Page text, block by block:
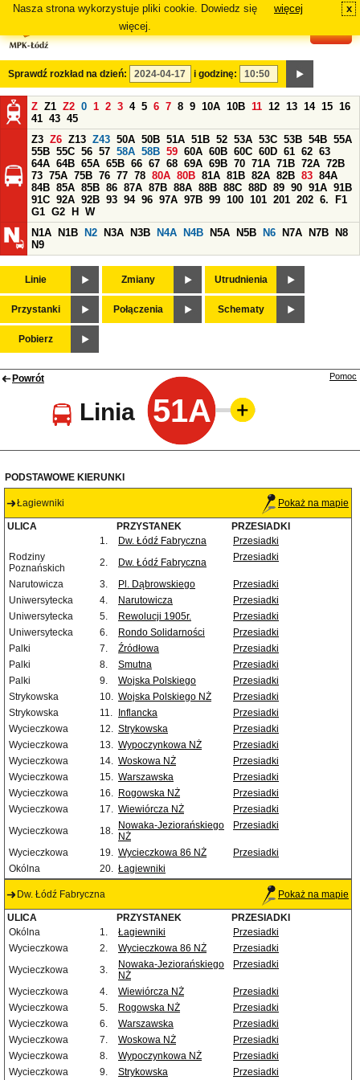
Nasza strona wykorzystuje pliki cookie. Dowiedz się
więcej.
więcej x
Sprawdź rozkład na dzień: i godzinę:
Z Z1 Z2 0 1 2 3 4 5 6 7 8 9 10A 10B 11 12 13 14 15 16
41 43 45
Z3 Z6 Z13 Z43 50A 50B 51A 51B 52 53A 53C 53B 54B 55A
55B 55C 56 57 58A 58B 59 60A 60B 60C 60D 61 62 63
64A 64B 65A 65B 66 67 68 69A 69B 70 71A 71B 72A 72B
73 75A 75B 76 77 78 80A 80B 81A 81B 82A 82B 83 84A
84B 85A 85B 86 87A 87B 88A 88B 88C 88D 89 90 91A 91B
91C 92A 92B 93 94 96 97A 97B 99 100 101 201 202 6.
F1
G1 G2 H
W
N1A
N1B N2 N3A N3B N4A N4B N5A N5B N6 N7A N7B
N8
N9
Linie Zmiany Utrudnienia
Przystanki Połączenia Schematy
Pobierz
Powrót
Linia 51A
Pomoc
PODSTAWOWE KIERUNKI
Łagiewniki Pokaż na mapie
ULICA PRZYSTANEK
PRZESIADKI
1.
Dw. Łódź Fabryczna
Przesiadki
Rodziny
Poznańskich
2. Dw. Łódź Fabryczna Przesiadki
Narutowicza 3. Pl. Dąbrowskiego
Przesiadki
Uniwersytecka
4. Narutowicza
Przesiadki
Uniwersytecka
5. Rewolucji 1905r.
Przesiadki
Uniwersytecka
6. Rondo Solidarności
Przesiadki
Palki
7. Źródłowa
Przesiadki
Palki
8. Smutna
Przesiadki
Palki
9. Wojska Polskiego
Przesiadki
Strykowska
10. Wojska Polskiego NŻ
Przesiadki
Strykowska
11. Inflancka
Przesiadki
Wycieczkowa
12. Strykowska
Przesiadki
Wycieczkowa
13. Wypoczynkowa NŻ
Przesiadki
Wycieczkowa
14. Woskowa NŻ
Przesiadki
Wycieczkowa
15. Warszawska
Przesiadki
Wycieczkowa
16. Rogowska NŻ
Przesiadki
Wycieczkowa
17. Wiewiórcza NŻ
Przesiadki
Wycieczkowa
18. Nowaka-Jeziorańskiego
NŻ
Przesiadki
Wycieczkowa 19. Wycieczkowa 86 NŻ
Przesiadki
Okólna
20. Łagiewniki
Dw. Łódź Fabryczna Pokaż na mapie
ULICA PRZYSTANEK
PRZESIADKI
Okólna
1. Łagiewniki
Przesiadki
Wycieczkowa
2. Wycieczkowa 86 NŻ
Przesiadki
Wycieczkowa
3.
Nowaka-Jeziorańskiego
NŻ
Przesiadki
Wycieczkowa 4. Wiewiórcza NŻ
Przesiadki
Wycieczkowa
5. Rogowska NŻ
Przesiadki
Wycieczkowa
6. Warszawska
Przesiadki
Wycieczkowa
7. Woskowa NŻ
Przesiadki
Wycieczkowa
8. Wypoczynkowa NŻ
Przesiadki
Wycieczkowa
9. Strykowska Przesiadki